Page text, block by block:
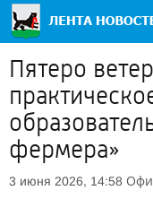
Пятеро
фермера»
3 июня 2026, 14:58